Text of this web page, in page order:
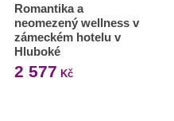
Romantika a
neomezený wellness v
zámeckém hotelu v
Hluboké
2 577 Kč